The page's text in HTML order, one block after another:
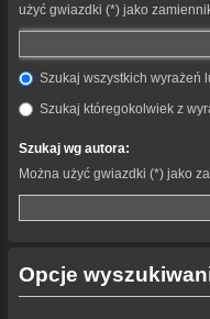
użyć gwiazdki (*) jako
Szukaj wszystkich wyrażeń
Szukaj któregokolwiek z
Szukaj wg autora:
Można użyć gwiazdki (*) jako
Opcje